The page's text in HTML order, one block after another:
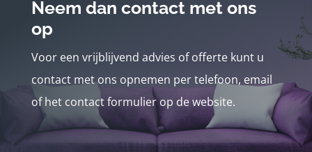
Neem dan contact met ons
op
Voor een vrijblijvend advies of offerte kunt u
contact met ons opnemen per telefoon, email
of het contact formulier op de website.